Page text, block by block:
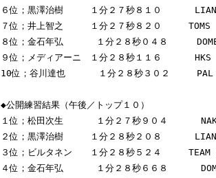
６位；黒澤治樹　　　１分２７秒８１０
７位；井上智之　　　１分２７秒８２０　　　TOMS
８位；金石年弘      １分２８秒０４８　　
９位；メディアーニ　１分２８秒１１６      HKS
10位；谷川達也      １分２８秒３０２　　　PAL
◆公開練習結果（午後／トップ１０）
１位；松田次生      １分２７秒９０４
２位；黒澤治樹　　　１分２８秒２０８
３位；ビルタネン　　１分２８秒５２４　　　
４位；金石年弘      １分２８秒６６８